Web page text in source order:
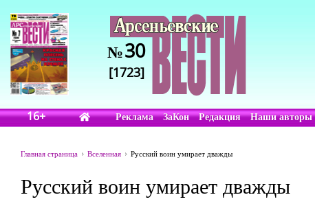
№30
[1723]
16+ Реклама ЗаКон Редакция Наши авторы
Главная страница Вселенная Русский воин умирает дважды
Русский воин умирает дважды